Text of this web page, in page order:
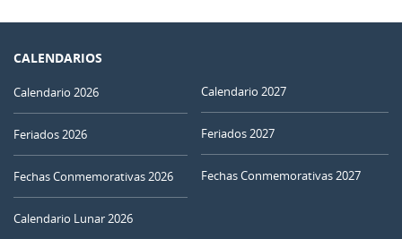
CALENDARIOS
Calendario 2026
Feriados 2026
Fechas Conmemorativas 2026
Calendario Lunar 2026
Calendario 2027
Feriados 2027
Fechas Conmemorativas 2027